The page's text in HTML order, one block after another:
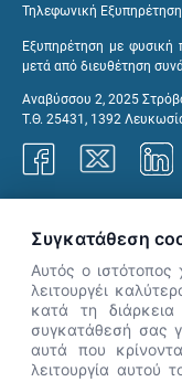
Τηλεφωνική
Εξυπηρέτηση με φυσική
μετά από διευθέτηση
Αναβύσσου 2, 2025
Τ.Θ. 25431, 1392
Συγκατάθεση
Αυτός ο ιστότοπος
λειτουργέι
κατά τη
συγκατάθεσή σας
αυτά που
λειτουργία αυτού